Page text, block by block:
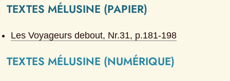
TEXTES MÉLUSINE (PAPIER)
Les Voyageurs debout, Nr.31, p.181-198
TEXTES MÉLUSINE (NUMÉRIQUE)